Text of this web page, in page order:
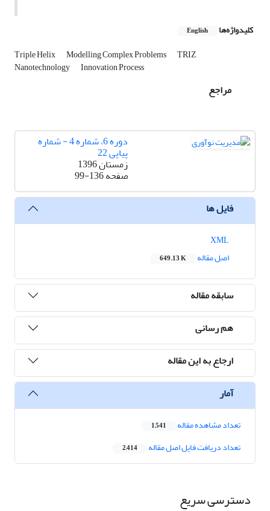
کلیدواژه‌ها English
Triple Helix Modelling Complex Problems TRIZ
Nanotechnology Innovation Process
مراجع
دوره 6، شماره 4 - شماره
پیاپی 22
زمستان 1396
صفحه99-136
فایل ها
اصل مقاله
649.13 K
سابقه مقاله
هم رسانی
ارجاع به این مقاله
آمار
تعداد مشاهده مقاله 1,541
تعداد دریافت فایل اصل مقاله 2,414
دسترسی سریع